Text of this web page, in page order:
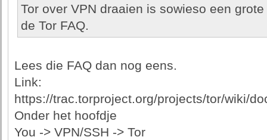
Tor over VPN draaien is sowieso een
de Tor FAQ.
Lees die FAQ dan nog eens.
Link:
https://trac.torproject.org/projects/tor/wiki/
Onder het hoofdje
You -> VPN/SSH -> Tor